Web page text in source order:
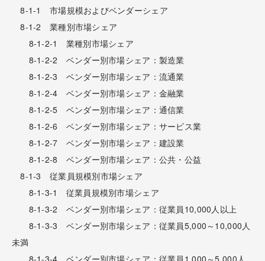
8-1-1 市場規模およびベンダーシェア
8-1-2 業種別市場シェア
8-1-2-1 業種別市場シェア
8-1-2-2 ベンダー別市場シェア：製造業
8-1-2-3 ベンダー別市場シェア：流通業
8-1-2-4 ベンダー別市場シェア：金融業
8-1-2-5 ベンダー別市場シェア：通信業
8-1-2-6 ベンダー別市場シェア：サービス業
8-1-2-7 ベンダー別市場シェア：建設業
8-1-2-8 ベンダー別市場シェア：公共・公益
8-1-3 従業員規模別市場シェア
8-1-3-1 従業員規模別市場シェア
8-1-3-2 ベンダー別市場シェア：従業員10,000人以上
8-1-3-3 ベンダー別市場シェア：従業員5,000～10,000人
未満
8-1-3-4 ベンダー別市場シェア：従業員1,000～5,000人